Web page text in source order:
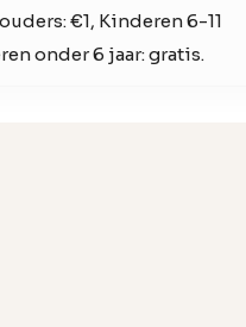
€1, Kinderen 6-11
onder 6 jaar: gratis.